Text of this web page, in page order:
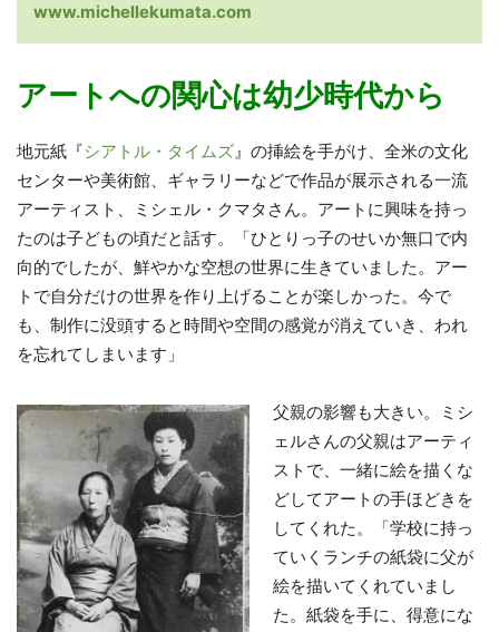
www.michellekumata.com
アートへの関心は幼少時代から
地元紙『シアトル・タイムズ』の挿絵を手がけ、全米の文化
センターや美術館、ギャラリーなどで作品が展示される一流
アーティスト、ミシェル・クマタさん。アートに興味を持っ
たのは子どもの頃だと話す。「ひとりっ子のせいか無口で内
向的でしたが、鮮やかな空想の世界に生きていました。アー
トで自分だけの世界を作り上げることが楽しかった。今で
も、制作に没頭すると時間や空間の感覚が消えていき、われ
を忘れてしまいます」
父親の影響も大きい。ミシ
ェルさんの父親はアーティ
ストで、一緒に絵を描くな
どしてアートの手ほどきを
してくれた。「学校に持っ
ていくランチの紙袋に父が
絵を描いてくれていまし
た。紙袋を手に、得意にな